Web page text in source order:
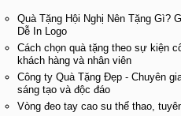
Quà Tặng Hội Nghị Nên Tặng Gì?
Dễ In Logo
Cách chọn quà tặng theo sự kiện
khách hàng và nhân viên
Công ty Quà Tặng Đẹp - Chuyên
sáng tạo và độc đáo
Vòng đeo tay cao su thể thao,